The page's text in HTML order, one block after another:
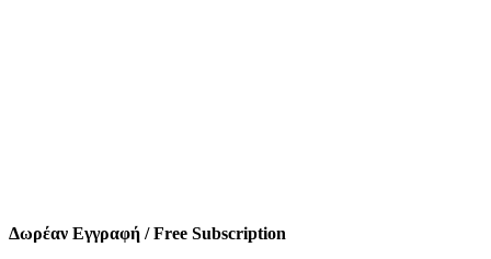
Δωρέαν Εγγραφή / Free Subscription